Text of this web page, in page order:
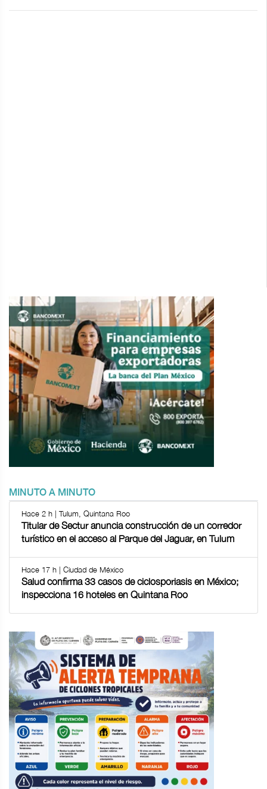
MINUTO A MINUTO
Hace 2 h | Tulum, Quintana Roo
Titular de Sectur anuncia construcción de un corredor
turístico en el acceso al Parque del Jaguar, en Tulum
Hace 17 h | Ciudad de México
Salud confirma 33 casos de ciclosporiasis en México;
inspecciona 16 hoteles en Quintana Roo